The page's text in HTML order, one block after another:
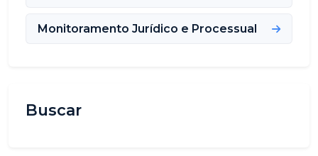
Monitoramento Jurídico e Processual
Buscar